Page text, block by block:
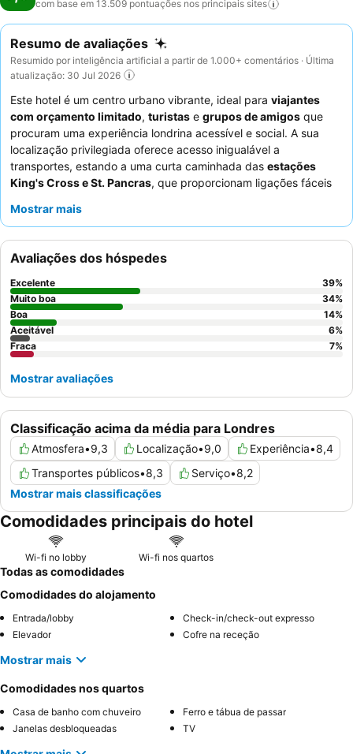
com base em 13.509 pontuações nos principais sites
Resumo de avaliações
Resumido por inteligência artificial a partir de 1.000+ comentários · Última
atualização: 30 Jul 2026
Este hotel é um centro urbano vibrante, ideal para viajantes
com orçamento limitado, turistas e grupos de amigos que
procuram uma experiência londrina acessível e social. A sua
localização privilegiada oferece acesso inigualável a
transportes, estando a uma curta caminhada das estações
King's Cross e St. Pancras, que proporcionam ligações fáceis
cozinha comum
hóspedes socializarem. Os hóspedes elogiam consistentemente
osfuncionários simpáticos e prestativos
uma estadia positiva e acolhedora. Para uma experiência mais
privada e tranquila, considere reservar um quarto com
camas
em estilo cápsula
Mostrar mais
Classificação acima da média para Londres
Atmosfera•9,3 Localização•9,0 Experiência•8,4
Transportes públicos•8,3 Serviço•8,2
Mostrar mais classificações
Avaliações dos hóspedes
Excelente 39%
Muito boa
34%
Boa
14%
Aceitável
6%
Fraca
7%
Mostrar avaliações
Comodidades principais do hotel
Wi-fi no lobby Wi-fi nos quartos
Todas as comodidades
Comodidades do alojamento
Entrada/lobby
Check-in/check-out expresso
Elevador
Cofre na receção
Mostrar mais
Comodidades nos quartos
Casa de banho com chuveiro
Ferro e tábua de passar
Janelas desbloqueadas
TV